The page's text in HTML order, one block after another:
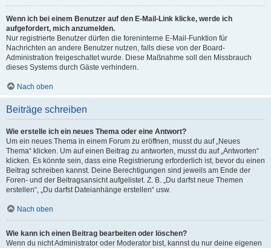
Wenn ich bei einem Benutzer auf den E-Mail-Link klicke, werde ich
aufgefordert, mich anzumelden.
Nur registrierte Benutzer dürfen die foreninterne E-Mail-Funktion für
Nachrichten an andere Benutzer nutzen, falls diese von der Board-
Administration freigeschaltet wurde. Diese Maßnahme soll den Missbrauch
dieses Systems durch Gäste verhindern.
Nach oben
Beiträge schreiben
Wie erstelle ich ein neues Thema oder eine Antwort?
Um ein neues Thema in einem Forum zu eröffnen, musst du auf „Neues
Thema“ klicken. Um auf einen Beitrag zu antworten, musst du auf „Antworten“
klicken. Es könnte sein, dass eine Registrierung erforderlich ist, bevor du einen
Beitrag schreiben kannst. Deine Berechtigungen sind jeweils am Ende der
Foren- und der Beitragsansicht aufgelistet. Z. B. „Du darfst neue Themen
erstellen“, „Du darfst Dateianhänge erstellen“ usw.
Nach oben
Wie kann ich einen Beitrag bearbeiten oder löschen?
Wenn du nicht Administrator oder Moderator bist, kannst du nur deine eigenen